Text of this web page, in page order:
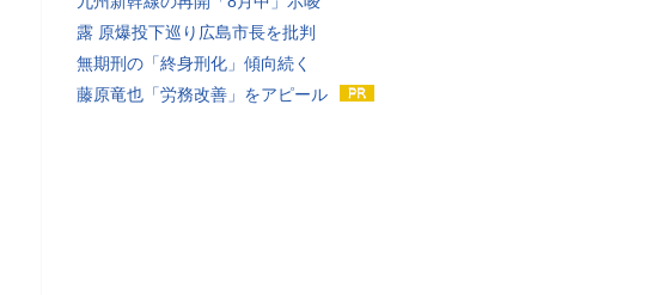
露 原爆投下巡り広島市長を批判
無期刑の「終身刑化」傾向続く
藤原竜也「労務改善」をアピール